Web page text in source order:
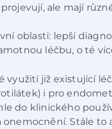
ale mají
oblasti: lepší
léčbu, o té
využití již existující
i pro
do klinického
onemocnění. Stále to